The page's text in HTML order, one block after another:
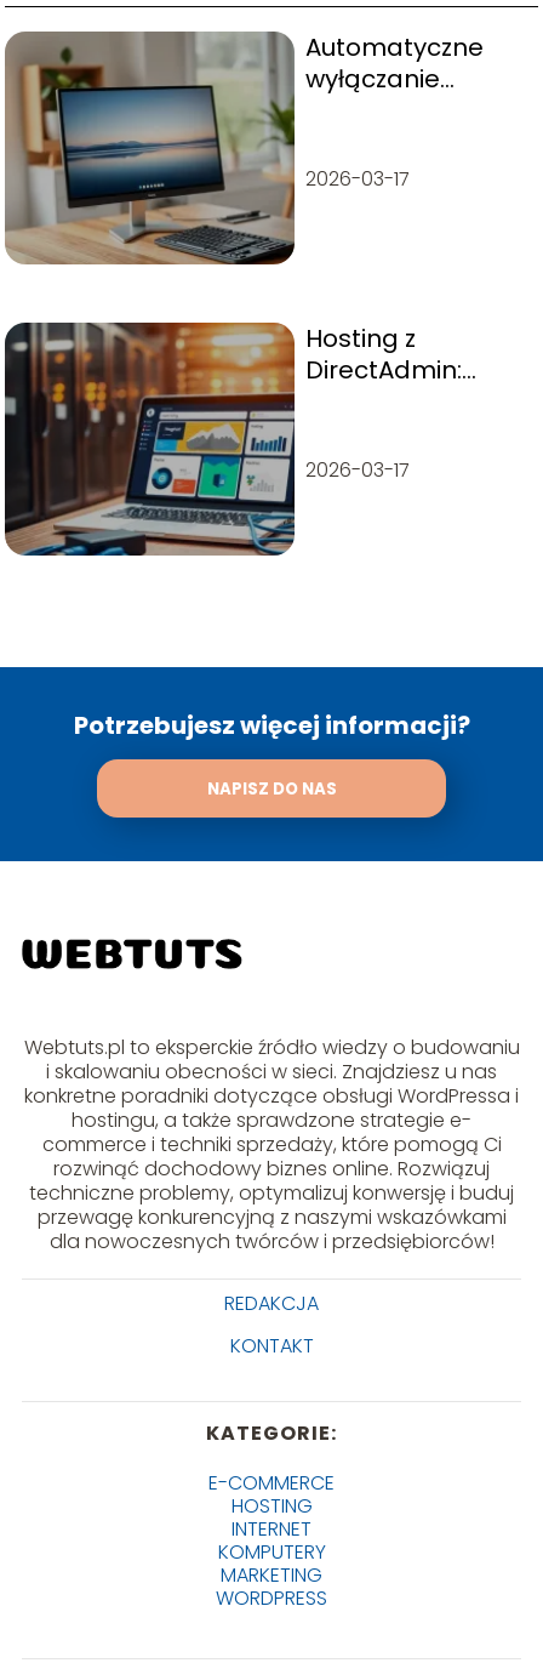
Automatyczne
wyłączanie
ustawić?
2026-03-17
Hosting z
DirectAdmin:
2026-03-17
Potrzebujesz więcej informacji?
NAPISZ DO NAS
Webtuts.pl to eksperckie źródło wiedzy o budowaniu
i skalowaniu obecności w sieci. Znajdziesz u nas
konkretne poradniki dotyczące obsługi WordPressa i
hostingu, a także sprawdzone strategie e-
commerce i techniki sprzedaży, które pomogą Ci
rozwinąć dochodowy biznes online. Rozwiązuj
techniczne problemy, optymalizuj konwersję i buduj
przewagę konkurencyjną z naszymi wskazówkami
dla nowoczesnych twórców i przedsiębiorców!
REDAKCJA
KONTAKT
KATEGORIE:
E-COMMERCE
HOSTING
INTERNET
KOMPUTERY
MARKETING
WORDPRESS